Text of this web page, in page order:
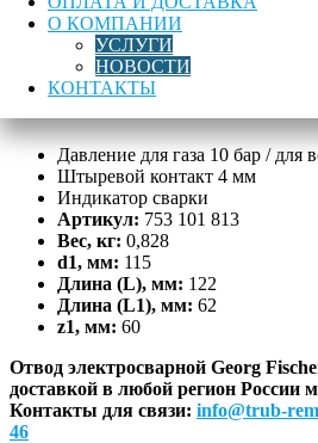
О КОМПАНИИ
УСЛУГИ
НОВОСТИ
КОНТАКТЫ
отвод
Georg
SDR11
Лучшая цена Доставка по России
Описание
Давление для газа 10 бар / для
Штыревой контакт 4 мм
Индикатор сварки
Артикул: 753 101 813
Вес, кг: 0,828
d1, мм: 115
Длина (L), мм: 122
Длина (L1), мм: 62
z1, мм: 60
Отвод электросварной Georg
доставкой в любой регион России
Контакты для связи: info@trub-
46